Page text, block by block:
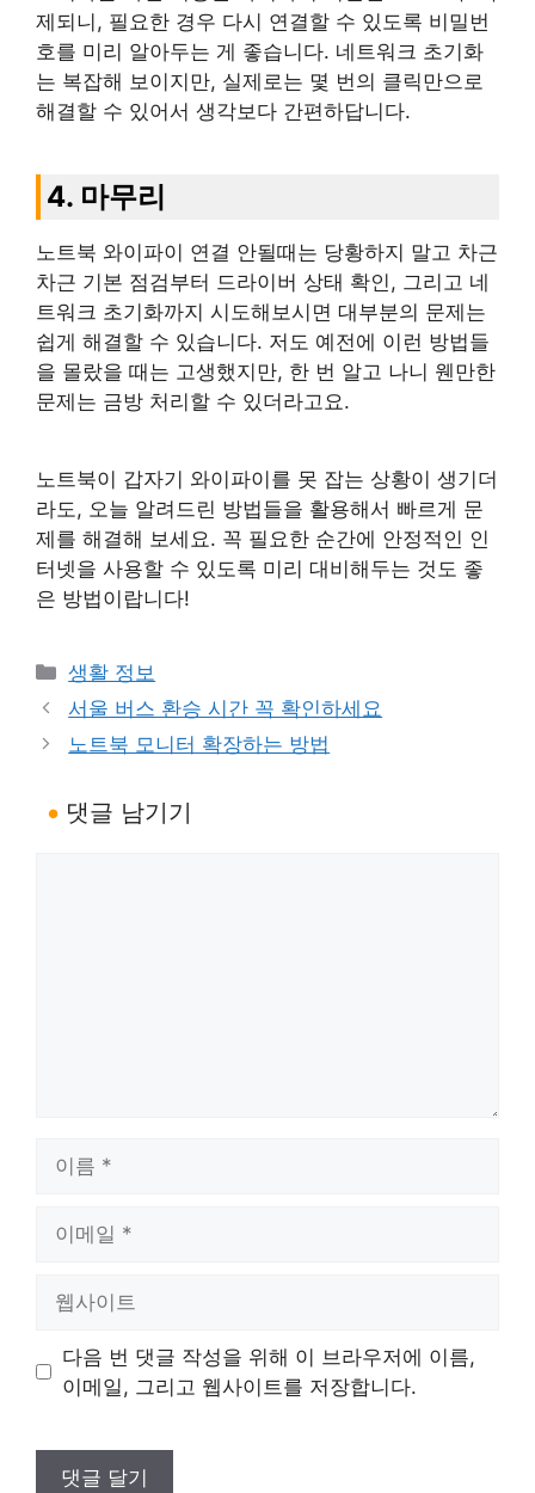
제되니, 필요한 경우 다시 연결할 수 있도록 비밀번
호를 미리 알아두는 게 좋습니다. 네트워크 초기화
는 복잡해 보이지만, 실제로는 몇 번의 클릭만으로
해결할 수 있어서 생각보다 간편하답니다.
4. 마무리
노트북 와이파이 연결 안될때는 당황하지 말고 차근
차근 기본 점검부터 드라이버 상태 확인, 그리고 네
트워크 초기화까지 시도해보시면 대부분의 문제는
쉽게 해결할 수 있습니다. 저도 예전에 이런 방법들
을 몰랐을 때는 고생했지만, 한 번 알고 나니 웬만한
문제는 금방 처리할 수 있더라고요.
노트북이 갑자기 와이파이를 못 잡는 상황이 생기더
라도, 오늘 알려드린 방법들을 활용해서 빠르게 문
제를 해결해 보세요. 꼭 필요한 순간에 안정적인 인
터넷을 사용할 수 있도록 미리 대비해두는 것도 좋
은 방법이랍니다!
카
테
고
리
생활 정보
서울 버스 환승 시간 꼭 확인하세요
노트북 모니터 확장하는 방법
댓글 남기기
트
다음 번 댓글 작성을 위해 이 브라우저에 이름,
이메일, 그리고 웹사이트를 저장합니다.